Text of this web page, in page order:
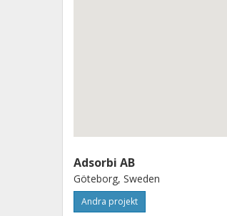
Adsorbi AB
Göteborg, Sweden
Andra projekt